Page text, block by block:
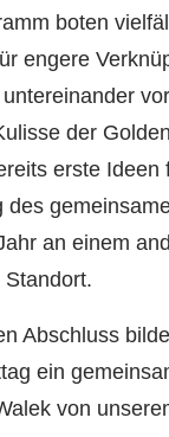
boten
engere
der
erste Ideen
des
an einem
Abschluss
ein
von